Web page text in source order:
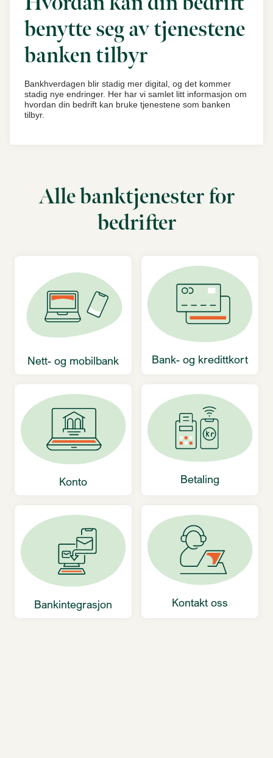
benytte seg av tjenestene
banken tilbyr
Bankhverdagen blir stadig mer digital, og det kommer
stadig nye endringer. Her har vi samlet litt informasjon om
hvordan din bedrift kan bruke tjenestene som banken
tilbyr.
Alle banktjenester for
bedrifter
Nett- og mobilbank Bank- og kredittkort
Konto Betaling
Bankintegrasjon Kontakt oss